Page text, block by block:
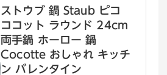
ストウブ 鍋 Staub ピコ
ココット ラウンド 24cm
両手鍋 ホーロー 鍋
Cocotte おしゃれ キッチ
ン バレンタイン